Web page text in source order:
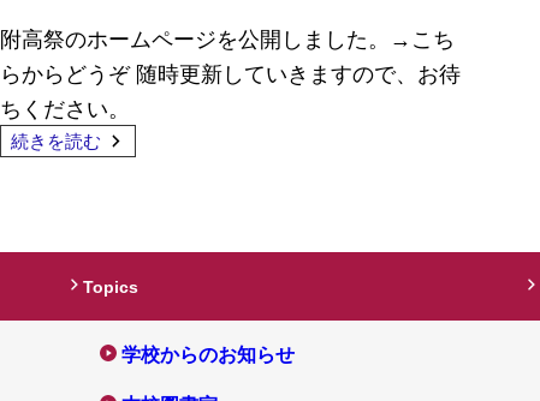
附高祭のホームページを公開しました。→こち
らからどうぞ 随時更新していきますので、お待
ちください。
続きを読む
Topics
学校からのお知らせ